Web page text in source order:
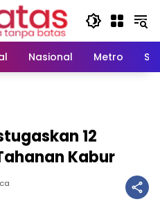
Nasional Metro
12
Kabur